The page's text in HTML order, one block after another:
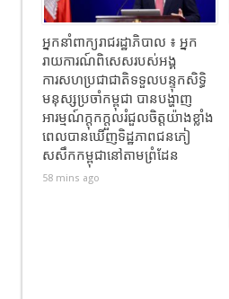
អ្នកនាំពាក្យរាជរដ្ឋាភិបាល ៖ អ្នក
រាយការណ៍ពិសេសរបស់អង្គ
ការសហប្រជាជាតិទទួលបន្ទុកសិទ្ធិ
មនុស្សប្រចាំកម្ពុជា បានបង្ហាញ
អារម្មណ៍ក្តុកក្តួលរំជួលចិត្តយ៉ាងខ្លាំង
ពេលបានឃើញទិដ្ឋភាពជនភៀ
សសឹកកម្ពុជានៅតាមព្រំដែន
58 mins ago